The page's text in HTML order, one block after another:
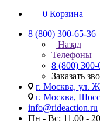
0 Корзина
8 (800) 300-65-36
Назад
Телефоны
8 (800) 300-
Заказать
г. Москва, ул.
г. Москва,
info@rideaction.ru
Пн - Вс: 11.00 -